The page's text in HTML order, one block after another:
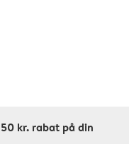
kr. rabat på din